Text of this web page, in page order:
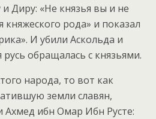
и Диру: «Не князья вы и не
княжеского рода» и показал
И убили Аскольда и
обращалась с князьями.
народа, то вот как
земли славян,
Ахмед ибн Омар Ибн Русте: